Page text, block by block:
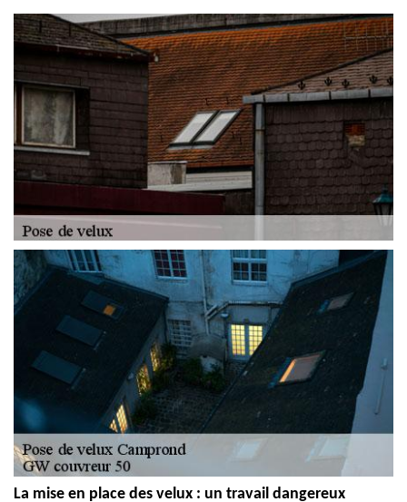
La mise en place des velux : un travail dangereux